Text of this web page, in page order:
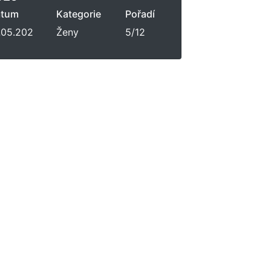
Kategorie
Ženy
Pořadí
5/12